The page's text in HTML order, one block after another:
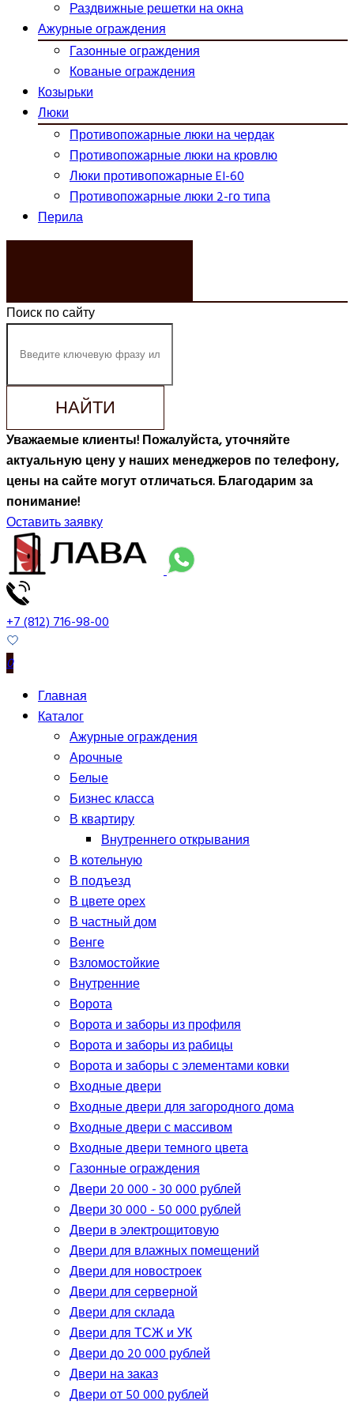
Раздвижные решетки на окна
Ажурные ограждения
Газонные ограждения
Кованые ограждения
Козырьки
Люки
Противопожарные люки на чердак
Противопожарные люки на кровлю
Люки противопожарные EI-60
Противопожарные люки 2-го типа
Перила
Поиск по сайту
НАЙТИ
Уважаемые клиенты! Пожалуйста, уточняйте
актуальную цену у наших менеджеров по телефону,
цены на сайте могут отличаться. Благодарим за
понимание!
Оставить заявку
+7 (812) 716-98-00
0
Главная
Каталог
Ажурные ограждения
Арочные
Белые
Бизнес класса
В квартиру
Внутреннего открывания
В котельную
В подъезд
В цвете орех
В частный дом
Венге
Взломостойкие
Внутренние
Ворота
Ворота и заборы из профиля
Ворота и заборы из рабицы
Ворота и заборы с элементами ковки
Входные двери
Входные двери для загородного дома
Входные двери с массивом
Входные двери темного цвета
Газонные ограждения
Двери 20 000 - 30 000 рублей
Двери 30 000 - 50 000 рублей
Двери в электрощитовую
Двери для влажных помещений
Двери для новостроек
Двери для серверной
Двери для склада
Двери для ТСЖ и УК
Двери до 20 000 рублей
Двери на заказ
Двери от 50 000 рублей